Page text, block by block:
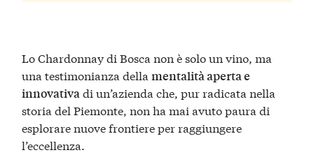
Lo Chardonnay di Bosca non è solo un vino, ma
una testimonianza dellamentalità aperta e
innovativadi un’azienda che, pur radicata nella
storia del Piemonte, non ha mai avuto paura di
esplorare nuove frontiere per raggiungere
l’eccellenza.